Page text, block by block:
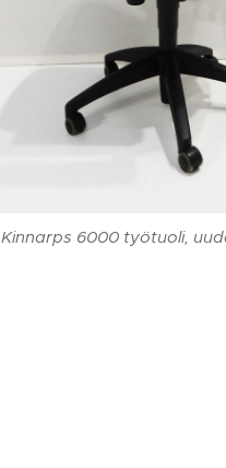
Kinnarps 6000 työtuoli,